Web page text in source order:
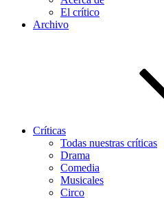
El crítico
Archivo
Críticas
Todas nuestras críticas
Drama
Comedia
Musicales
Circo